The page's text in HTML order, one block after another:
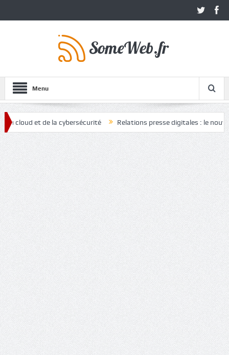
Menu
et de la cybersécurité Relations presse digitales : le nouvel atout